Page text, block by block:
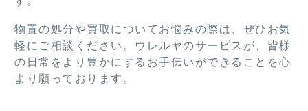
物置の処分や買取についてお悩みの際は、ぜひお気
軽にご相談ください。ウレルヤのサービスが、皆様
の日常をより豊かにするお手伝いができることを心
より願っております。